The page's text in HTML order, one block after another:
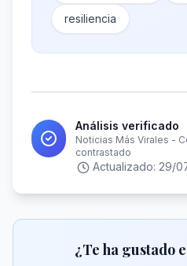
resiliencia
Análisis verificado
Noticias Más Virales -
contrastado
Actualizado: 29/
¿Te ha gustado